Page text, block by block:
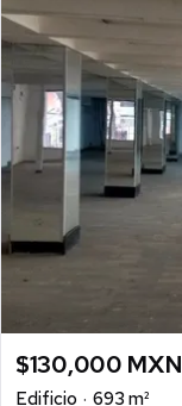
$130,000 MXN
Edificio
693 m²